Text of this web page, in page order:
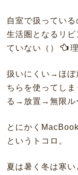
自室で扱ってい
生活圏となるリ
ていない（）
扱いにくい→ほぼ
ちらを使ってし
る→放置→無限ル
とにかく
というトコロ。
夏は暑く冬は寒